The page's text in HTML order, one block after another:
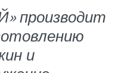
производит
и